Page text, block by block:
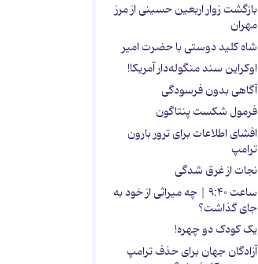
بازگشت زوار اربعین حسینی از مرز
مهران
شاه کلید دوستی با حضرت امیر
اوکراین سند منگوله‌دار آمریکا!
آگاهی بدون فرسودگی
فرمول شکست پنتاگون
افشای اطلاعات برای ترور بارون
ترامپ
نجات از غرق شدگی
ساعت ۹:۴۰ | چه میراثی از خود به
جای گذاشت؟
یک کودک دو چهره!
آزادگان جهان برای حذف ترامپ